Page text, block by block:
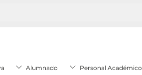
Alumnado Personal Académico